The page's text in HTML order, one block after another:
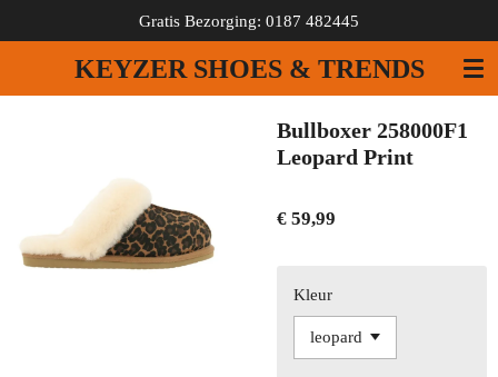
direct
de
KEYZER SHOES & TRENDS
Gratis Bezorging: 0187 482445
Bullboxer 258000F1
Leopard Print
€ 59,99
Kleur